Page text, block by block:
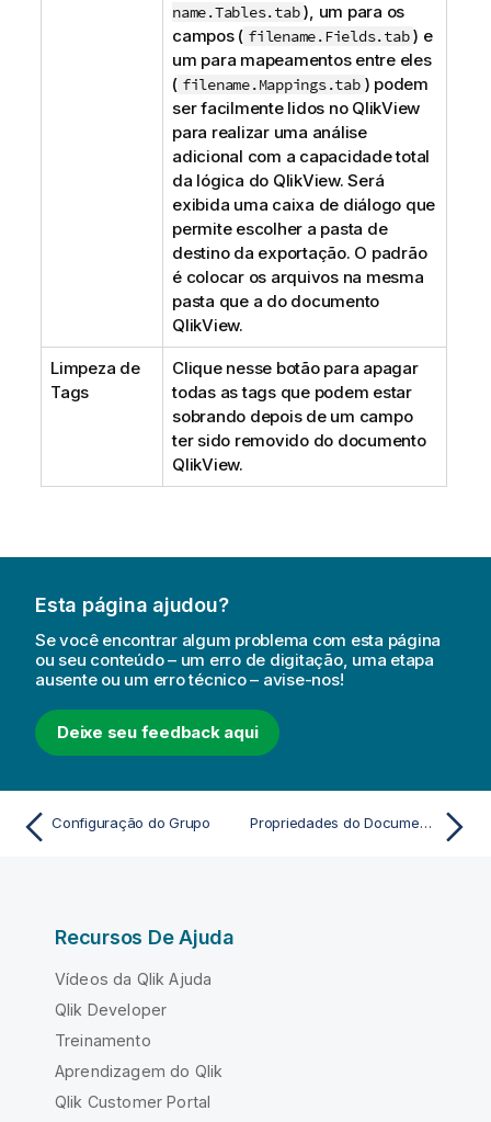
name.Tables.tab ), um para os
campos ( filename.Fields.tab ) e
um para mapeamentos entre eles
( filename.Mappings.tab ) podem
ser facilmente lidos no QlikView
para realizar uma análise
adicional com a capacidade total
da lógica do QlikView. Será
exibida uma caixa de diálogo que
permite escolher a pasta de
destino da exportação. O padrão
é colocar os arquivos na mesma
pasta que a do documento
QlikView.
Limpeza de
Tags
Clique nesse botão para apagar
todas as tags que podem estar
sobrando depois de um campo
ter sido removido do documento
QlikView.
Esta página ajudou?
Se você encontrar algum problema com esta página
ou seu conteúdo – um erro de digitação, uma etapa
ausente ou um erro técnico – avise-nos!
Deixe seu feedback aqui
Configuração do Grupo Propriedades do Documento: Classificar
Recursos De Ajuda
Vídeos da Qlik Ajuda
Qlik Developer
Treinamento
Aprendizagem do Qlik
Qlik Customer Portal